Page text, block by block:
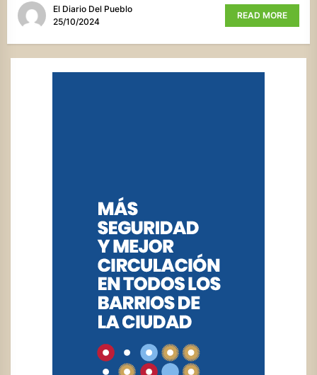
El Diario Del Pueblo
25/10/2024
READ MORE